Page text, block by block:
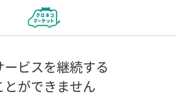
ービスを継続する
とができません